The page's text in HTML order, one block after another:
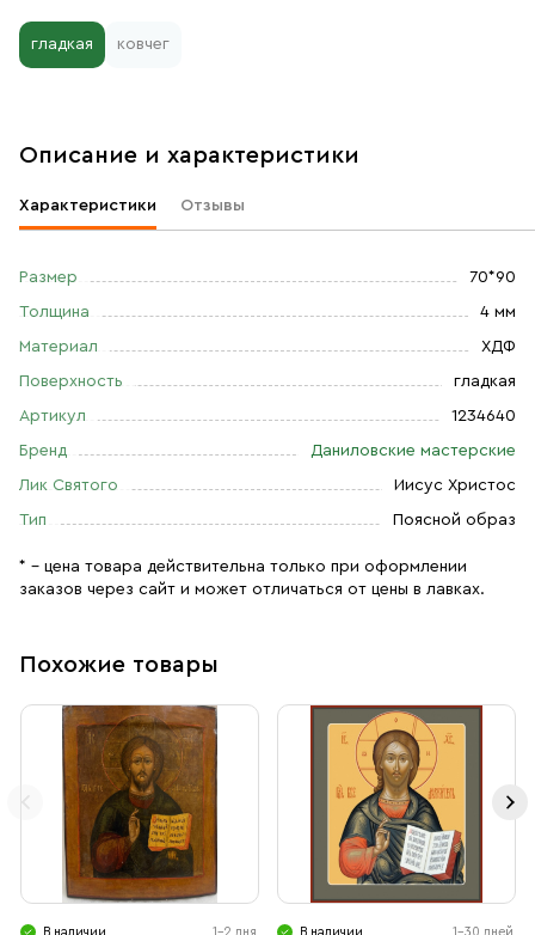
гладкая ковчег
Описание и характеристики
Характеристики Отзывы
Размер 70*90
Толщина 4 мм
Материал ХДФ
Поверхность гладкая
Артикул 1234640
Бренд Даниловские мастерские
Лик Святого Иисус Христос
Тип Поясной образ
* – цена товара действительна только при оформлении
заказов через сайт и может отличаться от цены в лавках.
Похожие товары
В наличии 1-2 дня В наличии 1-30 дней